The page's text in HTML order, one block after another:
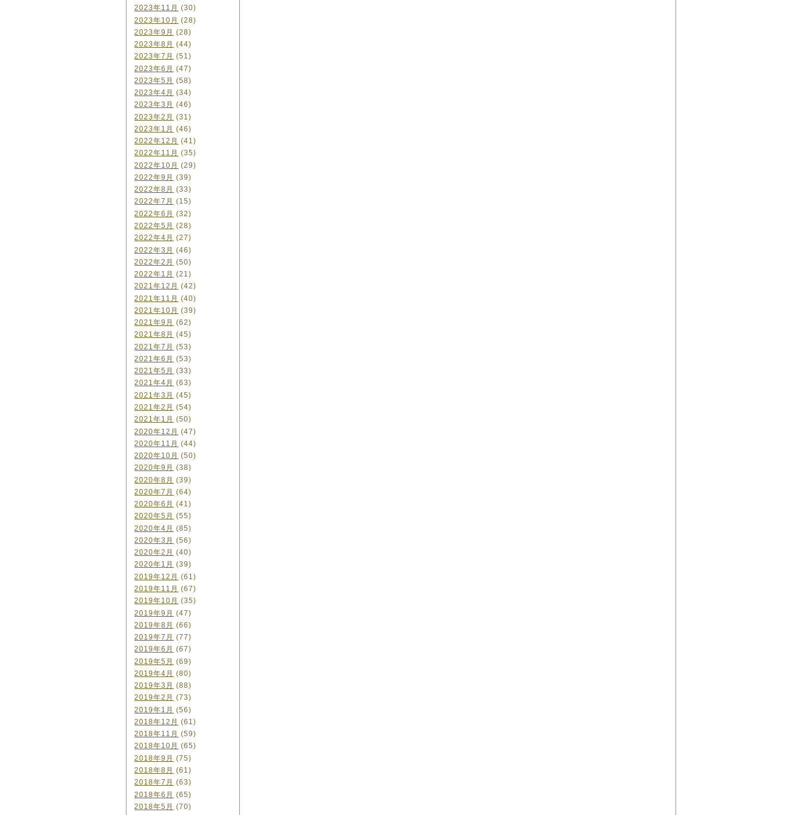
2023年11月 (30)
2023年10月 (28)
2023年9月 (28)
2023年8月 (44)
2023年7月 (51)
2023年6月 (47)
2023年5月 (58)
2023年4月 (34)
2023年3月 (46)
2023年2月 (31)
2023年1月 (46)
2022年12月 (41)
2022年11月 (35)
2022年10月 (29)
2022年9月 (39)
2022年8月 (33)
2022年7月 (15)
2022年6月 (32)
2022年5月 (28)
2022年4月 (27)
2022年3月 (46)
2022年2月 (50)
2022年1月 (21)
2021年12月 (42)
2021年11月 (40)
2021年10月 (39)
2021年9月 (62)
2021年8月 (45)
2021年7月 (53)
2021年6月 (53)
2021年5月 (33)
2021年4月 (63)
2021年3月 (45)
2021年2月 (54)
2021年1月 (50)
2020年12月 (47)
2020年11月 (44)
2020年10月 (50)
2020年9月 (38)
2020年8月 (39)
2020年7月 (64)
2020年6月 (41)
2020年5月 (55)
2020年4月 (85)
2020年3月 (56)
2020年2月 (40)
2020年1月 (39)
2019年12月 (61)
2019年11月 (67)
2019年10月 (35)
2019年9月 (47)
2019年8月 (66)
2019年7月 (77)
2019年6月 (67)
2019年5月 (69)
2019年4月 (80)
2019年3月 (88)
2019年2月 (73)
2019年1月 (56)
2018年12月 (61)
2018年11月 (59)
2018年10月 (65)
2018年9月 (75)
2018年8月 (61)
2018年7月 (63)
2018年6月 (65)
2018年5月 (70)